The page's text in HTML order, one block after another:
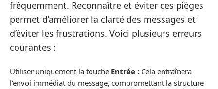
fréquemment. Reconnaître et éviter ces pièges
permet d’améliorer la clarté des messages et
d’éviter les frustrations. Voici plusieurs erreurs
courantes :
Utiliser uniquement la touche Entrée : Cela entraînera
l’envoi immédiat du message, compromettant la structure